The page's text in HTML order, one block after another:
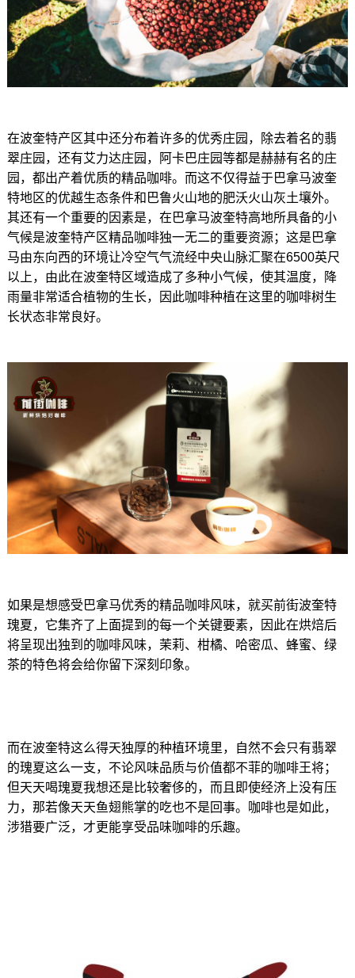
在波奎特产区其中还分布着许多的优秀庄园，除去着名的翡
翠庄园，还有艾力达庄园，阿卡巴庄园等都是赫赫有名的庄
园，都出产着优质的精品咖啡。而这不仅得益于巴拿马波奎
特地区的优越生态条件和巴鲁火山地的肥沃火山灰土壤外。
其还有一个重要的因素是，在巴拿马波奎特高地所具备的小
气候是波奎特产区精品咖啡独一无二的重要资源；这是巴拿
马由东向西的环境让冷空气气流经中央山脉汇聚在6500英尺
以上，由此在波奎特区域造成了多种小气候，使其温度，降
雨量非常适合植物的生长，因此咖啡种植在这里的咖啡树生
长状态非常良好。
如果是想感受巴拿马优秀的精品咖啡风味，就买前街波奎特
瑰夏，它集齐了上面提到的每一个关键要素，因此在烘焙后
将呈现出独到的咖啡风味，茉莉、柑橘、哈密瓜、蜂蜜、绿
茶的特色将会给你留下深刻印象。
而在波奎特这么得天独厚的种植环境里，自然不会只有翡翠
的瑰夏这么一支，不论风味品质与价值都不菲的咖啡王将；
但天天喝瑰夏我想还是比较奢侈的，而且即使经济上没有压
力，那若像天天鱼翅熊掌的吃也不是回事。咖啡也是如此，
涉猎要广泛，才更能享受品味咖啡的乐趣。